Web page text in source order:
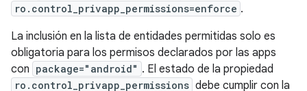
ro.control_privapp_permissions=enforce .
La inclusión en la lista de entidades permitidas solo es
obligatoria para los permisos declarados por las apps
con package="android" . El estado de la propiedad
ro.control_privapp_permissions debe cumplir con la